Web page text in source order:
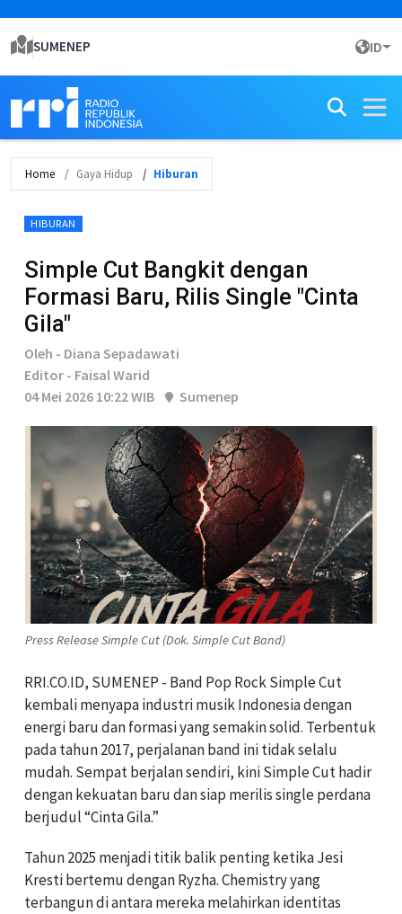
SUMENEP ID
Home Gaya Hidup Hiburan
HIBURAN
Simple Cut Bangkit dengan
Formasi Baru, Rilis Single "Cinta
Gila"
Oleh - Diana Sepadawati
Editor - Faisal Warid
04 Mei 2026 10:22 WIB
Sumenep
Press Release Simple Cut (Dok. Simple Cut Band)
RRI.CO.ID, SUMENEP - Band Pop Rock Simple Cut
kembali menyapa industri musik Indonesia dengan
energi baru dan formasi yang semakin solid. Terbentuk
pada tahun 2017, perjalanan band ini tidak selalu
mudah. Sempat berjalan sendiri, kini Simple Cut hadir
dengan kekuatan baru dan siap merilis single perdana
berjudul “Cinta Gila.”
Tahun 2025 menjadi titik balik penting ketika Jesi
Kresti bertemu dengan Ryzha. Chemistry yang
terbangun di antara mereka melahirkan identitas